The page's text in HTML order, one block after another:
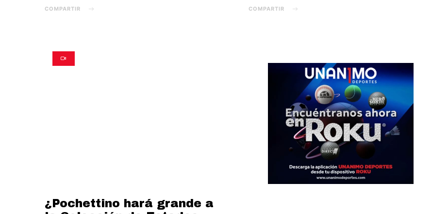
COMPARTIR COMPARTIR
¿Pochettino hará grande a